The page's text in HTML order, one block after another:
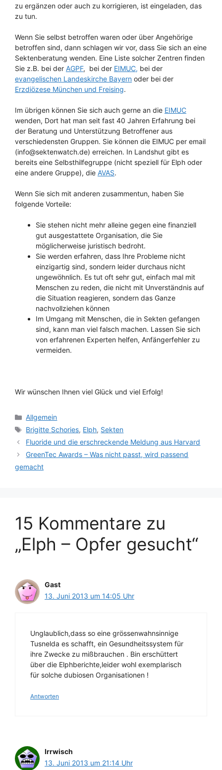
zu ergänzen oder auch zu korrigieren, ist eingeladen, das
zu tun.
Wenn Sie selbst betroffen waren oder über Angehörige
betroffen sind, dann schlagen wir vor, dass Sie sich an eine
Sektenberatung wenden. Eine Liste solcher Zentren finden
Sie z.B. bei der AGPF, bei der EIMUC, bei der
evangelischen Landeskirche Bayern oder bei der
Erzdiözese München und Freising.
Im übrigen können Sie sich auch gerne an die EIMUC
wenden, Dort hat man seit fast 40 Jahren Erfahrung bei
der Beratung und Unterstützung Betroffener aus
verschiedensten Gruppen. Sie können die EIMUC per email
(info@sektenwatch.de) erreichen. In Landshut gibt es
bereits eine Selbsthilfegruppe (nicht speziell für Elph oder
eine andere Gruppe), die AVAS.
Wenn Sie sich mit anderen zusammentun, haben Sie
folgende Vorteile:
Sie stehen nicht mehr alleine gegen eine finanziell
gut ausgestattete Organisation, die Sie
möglicherweise juristisch bedroht.
Sie werden erfahren, dass Ihre Probleme nicht
einzigartig sind, sondern leider durchaus nicht
ungewöhnlich. Es tut oft sehr gut, einfach mal mit
Menschen zu reden, die nicht mit Unverständnis auf
die Situation reagieren, sondern das Ganze
nachvollziehen können
Im Umgang mit Menschen, die in Sekten gefangen
sind, kann man viel falsch machen. Lassen Sie sich
von erfahrenen Experten helfen, Anfängerfehler zu
vermeiden.
Wir wünschen Ihnen viel Glück und viel Erfolg!
Kategorien
Allgemein
Schlagwörter
Brigitte Schories, Elph, Sekten
Fluoride und die erschreckende Meldung aus Harvard
GreenTec Awards – Was nicht passt, wird passend
gemacht
15 Kommentare zu
„Elph – Opfer gesucht“
Gast
13. Juni 2013 um 14:05 Uhr
Unglaublich,dass so eine grössenwahnsinnige
Tusnelda es schafft, ein Gesundheitssystem für
ihre Zwecke zu mißbrauchen . Bin erschüttert
über die Elphberichte,leider wohl exemplarisch
für solche dubiosen Organisationen !
Antworten
Irrwisch
13. Juni 2013 um 21:14 Uhr